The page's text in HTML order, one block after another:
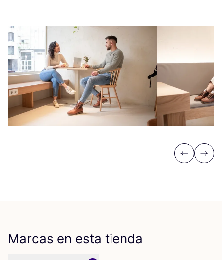
Previous
Next
Marcas en esta tienda